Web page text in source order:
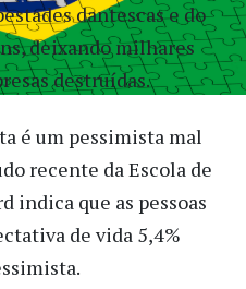
dantescas e do
deixando milhares
destruídas.
é um pessimista mal
recente da Escola de
indica que as pessoas
de vida 5,4%